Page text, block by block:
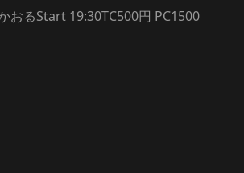
おるStart 19:30TC500円 PC1500